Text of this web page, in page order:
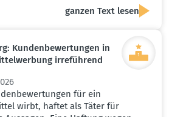
ganzen Text lesen
Kunden­be­wer­tungen in
irreführend
für ein
wirbt, haftet als Täter für